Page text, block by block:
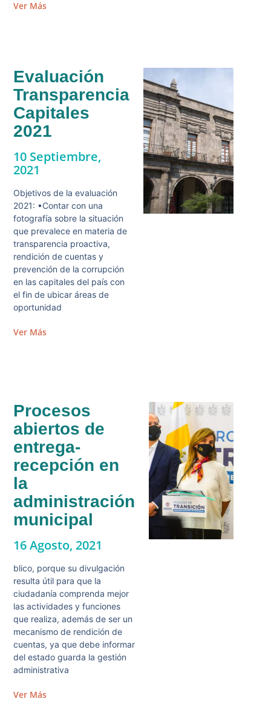
Ver Más
Evaluación
Transparencia
Capitales
2021
10 Septiembre,
2021
Objetivos de la evaluación
2021: •Contar con una
fotografía sobre la situación
que prevalece en materia de
transparencia proactiva,
rendición de cuentas y
prevención de la corrupción
en las capitales del país con
el fin de ubicar áreas de
oportunidad
Ver Más
Procesos
abiertos de
entrega-
recepción en
la
administración
municipal
16 Agosto, 2021
blico, porque su divulgación
resulta útil para que la
ciudadanía comprenda mejor
las actividades y funciones
que realiza, además de ser un
mecanismo de rendición de
cuentas, ya que debe informar
del estado guarda la gestión
administrativa
Ver Más